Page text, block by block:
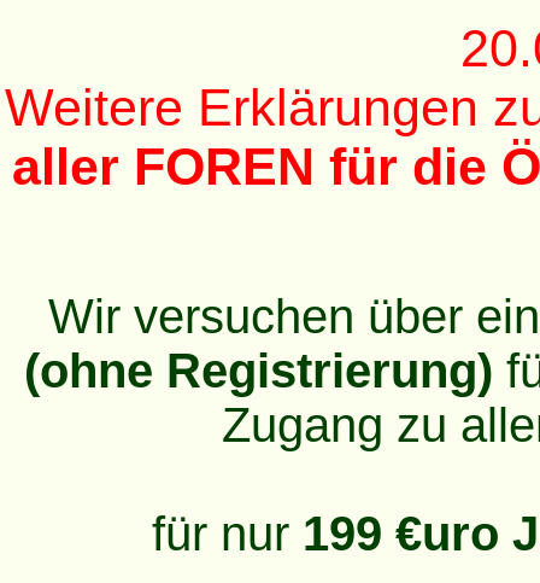
Weitere Erklärungen
aller FOREN für die
Wir versuchen über
(ohne Registrierung)
Zugang zu
für nur 199 €uro